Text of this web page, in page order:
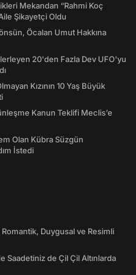
Mekandan “Rahmi Koç
Şikayetçi Oldu
Öcalan Umut Hakkına
20'den Fazla Dev UFO'yu
Kızının 10 Yaş Büyük
Kanun Teklifi Meclis’e
Olan Kübra Süzgün
İstedi
Duygusal ve Resimli
Saadetiniz de Çil Çil Altınlarda